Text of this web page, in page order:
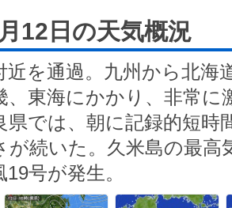
12日の天気概況
近を通過。九州から北海
、東海にかかり、非常に
県では、朝に記録的短時
が続いた。久米島の最高
号が発生。